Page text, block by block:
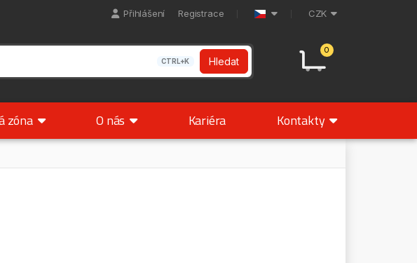
Přihlášení Registrace CZK
0
CTRL+K Hledat
zóna O nás Kariéra Kontakty